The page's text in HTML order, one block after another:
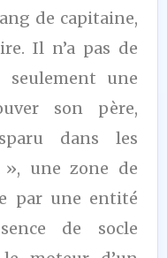
de capitaine,
Il n’a pas de
seulement une
son père,
dans les
une zone de
par une entité
de socle